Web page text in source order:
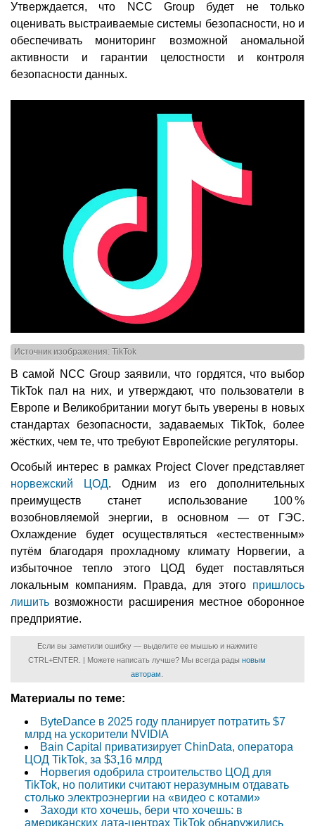
Утверждается, что NCC Group будет не только
оценивать выстраиваемые системы безопасности, но и
обеспечивать мониторинг возможной аномальной
активности и гарантии целостности и контроля
безопасности данных.
Источник изображения: TikTok
В самой NCC Group заявили, что гордятся, что выбор
TikTok пал на них, и утверждают, что пользователи в
Европе и Великобритании могут быть уверены в новых
стандартах безопасности, задаваемых TikTok, более
жёстких, чем те, что требуют Европейские регуляторы.
Особый интерес в рамках Project Clover представляет
норвежский ЦОД. Одним из его дополнительных
преимуществ станет использование 100 %
возобновляемой энергии, в основном — от ГЭС.
Охлаждение будет осуществляться «естественным»
путём благодаря прохладному климату Норвегии, а
избыточное тепло этого ЦОД будет поставляться
локальным компаниям. Правда, для этого пришлось
лишить возможности расширения местное оборонное
предприятие.
Если вы заметили ошибку — выделите ее мышью и нажмите
CTRL+ENTER. | Можете написать лучше? Мы всегда рады новым
авторам
Материалы по теме:
ByteDance в 2025 году планирует потратить $7
млрд на ускорители NVIDIA
Bain Capital приватизирует ChinData, оператора
ЦОД TikTok, за $3,16 млрд
Норвегия одобрила строительство ЦОД для
TikTok, но политики считают неразумным отдавать
столько электроэнергии на «видео с котами»
Заходи кто хочешь, бери что хочешь: в
американских дата-центрах TikTok обнаружились